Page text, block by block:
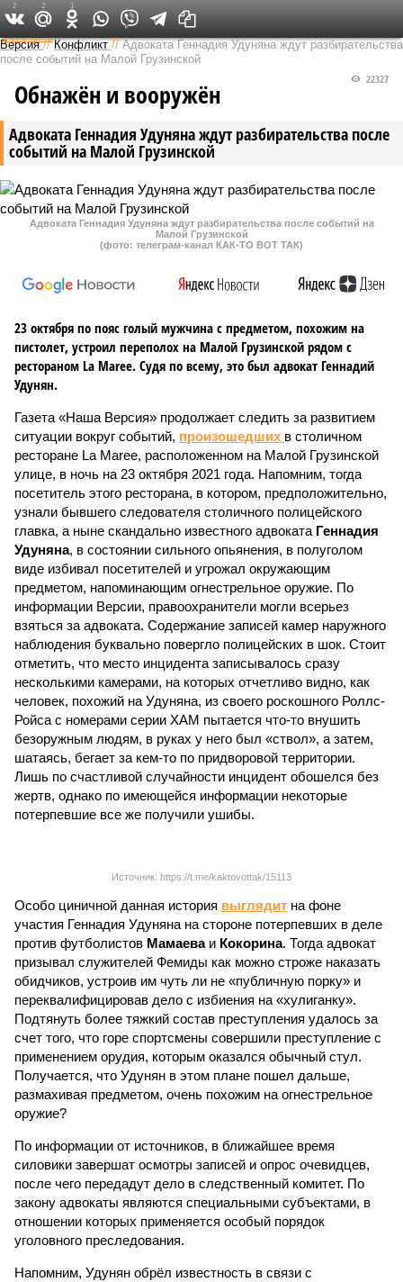
Федеральный выпуск
Версия //Конфликт //Адвоката Геннадия Удуняна ждут разбирательства
после событий на Малой Грузинской
Адвоката Геннадия Удуняна ждут разбирательства после
событий на Малой Грузинской
22327
Обнажён и вооружён
Адвоката Геннадия Удуняна ждут разбирательства после событий на
Малой Грузинской
(фото: телеграм-канал КАК-ТО ВОТ ТАК)
23 октября по пояс голый мужчина с предметом, похожим на
пистолет, устроил переполох на Малой Грузинской рядом с
рестораном La Maree. Судя по всему, это был адвокат Геннадий
Удунян.
Газета «Наша Версия» продолжает следить за развитием
ситуации вокруг событий, произошедших в столичном
ресторане La Maree, расположенном на Малой Грузинской
улице, в ночь на 23 октября 2021 года. Напомним, тогда
посетитель этого ресторана, в котором, предположительно,
узнали бывшего следователя столичного полицейского
главка, а ныне скандально известного адвоката Геннадия
Удуняна, в состоянии сильного опьянения, в полуголом
виде избивал посетителей и угрожал окружающим
предметом, напоминающим огнестрельное оружие. По
информации Версии, правоохранители могли всерьез
взяться за адвоката. Содержание записей камер наружного
наблюдения буквально повергло полицейских в шок. Стоит
отметить, что место инцидента записывалось сразу
несколькими камерами, на которых отчетливо видно, как
человек, похожий на Удуняна, из своего роскошного Роллс-
Ройса с номерами серии ХАМ пытается что-то внушить
безоружным людям, в руках у него был «ствол», а затем,
шатаясь, бегает за кем-то по придворовой территории.
Лишь по счастливой случайности инцидент обошелся без
жертв, однако по имеющейся информации некоторые
потерпевшие все же получили ушибы.
Источник: https://t.me/kaktovottak/15113
Особо циничной данная история выглядит на фоне
участия Геннадия Удуняна на стороне потерпевших в деле
против футболистов Мамаева и Кокорина. Тогда адвокат
призывал служителей Фемиды как можно строже наказать
обидчиков, устроив им чуть ли не «публичную порку» и
переквалифицировав дело с избиения на «хулиганку».
Подтянуть более тяжкий состав преступления удалось за
счет того, что горе спортсмены совершили преступление с
применением орудия, которым оказался обычный стул.
Получается, что Удунян в этом плане пошел дальше,
размахивая предметом, очень похожим на огнестрельное
оружие?
По информации от источников, в ближайшее время
силовики завершат осмотры записей и опрос очевидцев,
после чего передадут дело в следственный комитет. По
закону адвокаты являются специальными субъектами, в
отношении которых применяется особый порядок
уголовного преследования.
Напомним, Удунян обрёл известность в связи с
2 2 1